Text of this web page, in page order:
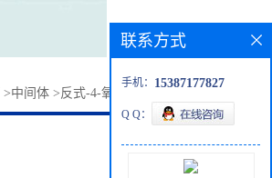
>中间体 >反式-4-氧基-2-丁烯酸乙酯
联系方式
手机： 15387177827
Q Q：